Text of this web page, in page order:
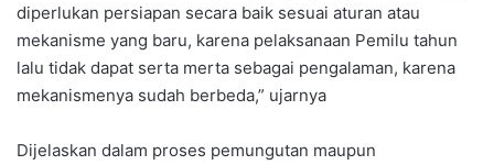
diperlukan persiapan secara baik sesuai aturan atau
mekanisme yang baru, karena pelaksanaan Pemilu tahun
lalu tidak dapat serta merta sebagai pengalaman, karena
mekanismenya sudah berbeda,” ujarnya
Dijelaskan dalam proses pemungutan maupun